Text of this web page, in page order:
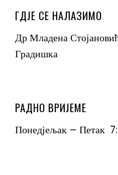
ГДЈЕ СЕ НАЛАЗИМО
Др Младена
Градишка
РАДНО ВРИЈЕМЕ
Понедјељак – Петак